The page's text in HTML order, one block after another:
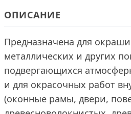
ОПИСАНИЕ
Предназначена для
металлических и других
подвергающихся
и для окрасочных работ
(оконные рамы, двери,